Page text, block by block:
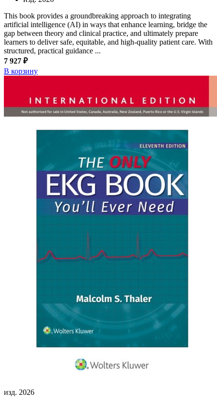
This book provides a groundbreaking approach to integrating
artificial intelligence (AI) in ways that enhance learning, bridge the
gap between theory and clinical practice, and ultimately prepare
learners to deliver safe, equitable, and high-quality patient care. With
structured, practical guidance ...
7 927 ₽
В корзину
изд. 2026